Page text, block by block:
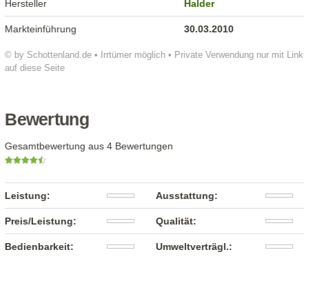
© by Schottenland.de • Irrtümer möglich • Private Verwendung nur mit Link
auf diese Seite
Hersteller Halder
Markteinführung 30.03.2010
Bewertung
Gesamtbewertung aus 4 Bewertungen
Leistung: Ausstattung:
Preis/Leistung: Qualität:
Bedienbarkeit: Umweltverträgl.: